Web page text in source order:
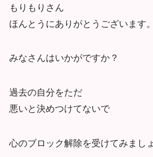
もりもりさん
ほんとうにありがとうございます。
みなさんはいかがですか？
過去の自分をただ
悪いと決めつけてないで
心のブロック解除を受けてみましょ